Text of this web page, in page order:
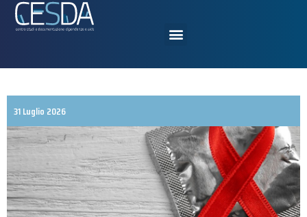
31 Luglio 2026